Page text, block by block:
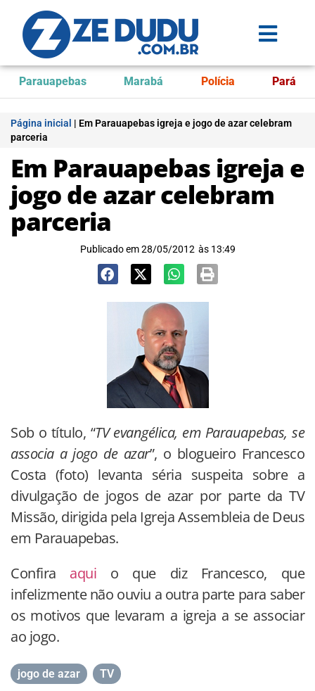
Parauapebas Marabá Polícia Pará
Página inicial | Em Parauapebas igreja e jogo de azar celebram
parceria
Em Parauapebas igreja e
jogo de azar celebram
parceria
Publicado em 28/05/2012 às 13:49
Sob o título, “TV evangélica, em Parauapebas, se
associa a jogo de azar”, o blogueiro Francesco
Costa (foto) levanta séria suspeita sobre a
divulgação de jogos de azar por parte da TV
Missão, dirigida pela Igreja Assembleia de Deus
em Parauapebas.
Confira aqui o que diz Francesco, que
infelizmente não ouviu a outra parte para saber
os motivos que levaram a igreja a se associar
ao jogo.
jogo de azar TV